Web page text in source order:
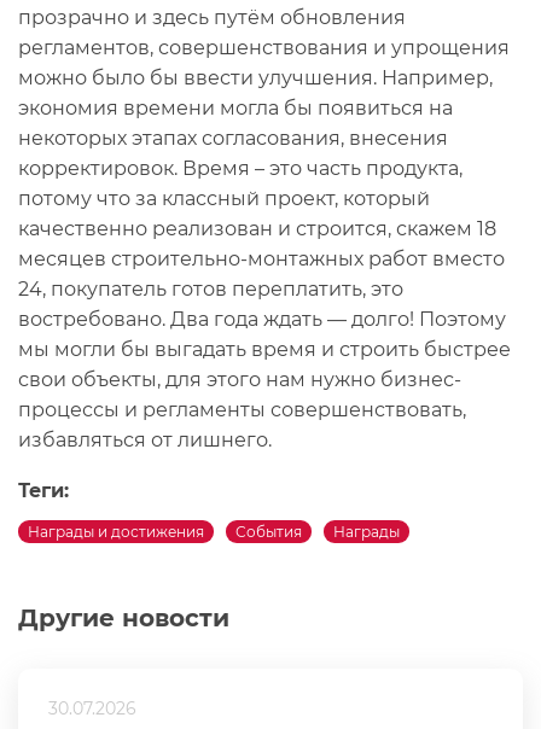
Другие новости
30.07.2026
прозрачно и здесь путём обновления
регламентов, совершенствования и упрощения
можно было бы ввести улучшения. Например,
экономия времени могла бы появиться на
некоторых этапах согласования, внесения
корректировок. Время – это часть продукта,
потому что за классный проект, который
качественно реализован и строится, скажем 18
месяцев строительно-монтажных работ вместо
24, покупатель готов переплатить, это
востребовано. Два года ждать — долго! Поэтому
мы могли бы выгадать время и строить быстрее
свои объекты, для этого нам нужно бизнес-
процессы и регламенты совершенствовать,
избавляться от лишнего.
Теги:
Награды и достижения События Награды